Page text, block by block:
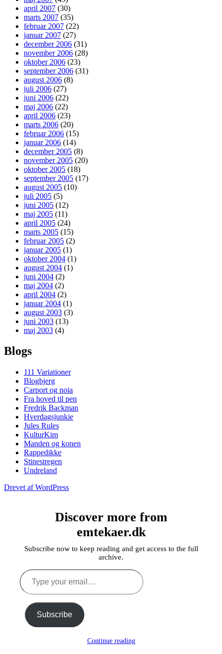
april 2007 (30)
marts 2007 (35)
februar 2007 (22)
januar 2007 (27)
december 2006 (31)
november 2006 (28)
oktober 2006 (23)
september 2006 (31)
august 2006 (8)
juli 2006 (27)
juni 2006 (22)
maj 2006 (22)
april 2006 (23)
marts 2006 (20)
februar 2006 (15)
januar 2006 (14)
december 2005 (8)
november 2005 (20)
oktober 2005 (18)
september 2005 (17)
august 2005 (10)
juli 2005 (5)
juni 2005 (12)
maj 2005 (11)
april 2005 (24)
marts 2005 (15)
februar 2005 (2)
januar 2005 (1)
oktober 2004 (1)
august 2004 (1)
juni 2004 (2)
maj 2004 (2)
april 2004 (2)
januar 2004 (1)
august 2003 (3)
juni 2003 (13)
maj 2003 (4)
Blogs
111 Variationer
Blogbjerg
Carport og noia
Fra hoved til pen
Fredrik Backman
Hverdagsjunkie
Jules Rules
KulturKim
Manden og konen
Rappedikke
Stinestregen
Undreland
Drevet af WordPress
Discover more from
emtekaer.dk
Subscribe now to keep reading and get access to the full
archive.
Type
your
email…
Subscribe
Continue reading